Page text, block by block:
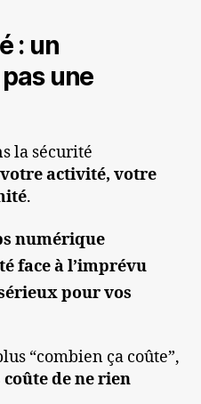
: un
une
la sécurité
activité, votre
.
numérique
face à l’imprévu
pour vos
“combien ça coûte”,
de ne rien